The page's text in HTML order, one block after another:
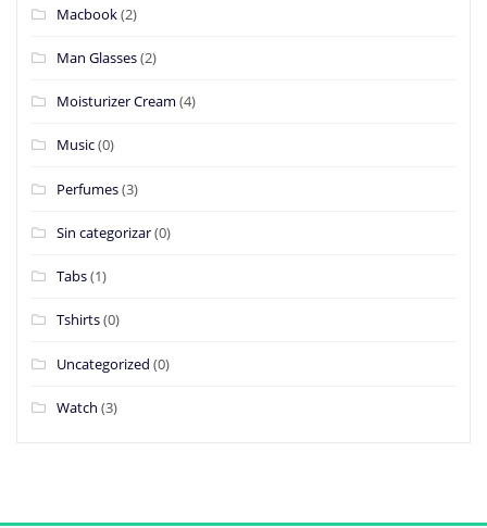
Macbook(2)
Man Glasses(2)
Moisturizer Cream (4)
Music(0)
Perfumes(3)
Sin categorizar(0)
Tabs(1)
Tshirts(0)
Uncategorized (0)
Watch (3)